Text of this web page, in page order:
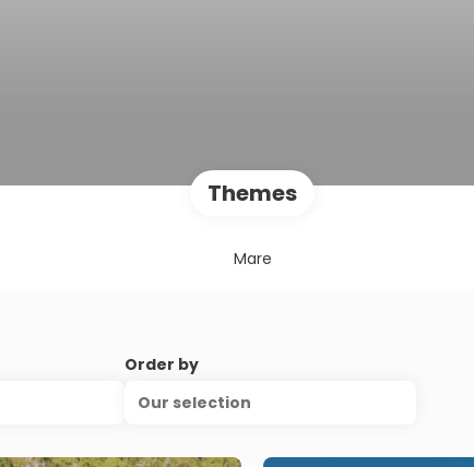
Themes
Mare
Order by
Our selection